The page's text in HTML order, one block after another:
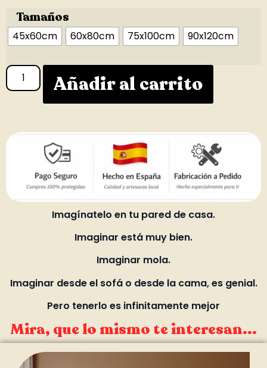
Tamaños
45x60cm 60x80cm 75x100cm 90x120cm
Añadir al carrito
Imagínatelo en tu pared de casa.
Imaginar está muy bien.
Imaginar mola.
Imaginar desde el sofá o desde la cama, es genial.
Pero tenerlo es infinitamente mejor
Mira, que lo mismo te interesan...